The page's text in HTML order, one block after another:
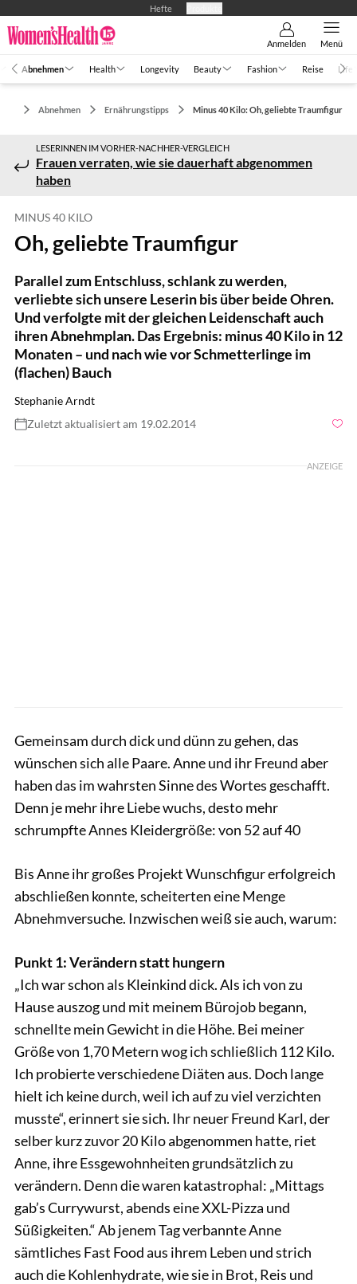
Hefte
Anmelden Menü
Abnehmen Health Longevity Beauty Fashion Reise Life
Abnehmen Ernährungstipps Minus 40 Kilo: Oh, geliebte Traumfigur
LESERINNEN IM VORHER-NACHHER-VERGLEICH
Frauen verraten, wie sie dauerhaft abgenommen
haben
MINUS 40 KILO
Oh, geliebte Traumfigur
Parallel zum Entschluss, schlank zu werden,
verliebte sich unsere Leserin bis über beide Ohren.
Und verfolgte mit der gleichen Leidenschaft auch
ihren Abnehmplan. Das Ergebnis: minus 40 Kilo in 12
Monaten – und nach wie vor Schmetterlinge im
(flachen) Bauch
Stephanie Arndt
Zuletzt aktualisiert am 19.02.2014
ANZEIGE
Gemeinsam durch dick und dünn zu gehen, das
wünschen sich alle Paare. Anne und ihr Freund aber
haben das im wahrsten Sinne des Wortes geschafft.
Denn je mehr ihre Liebe wuchs, desto mehr
schrumpfte Annes Kleidergröße: von 52 auf 40
Bis Anne ihr großes Projekt Wunschfigur erfolgreich
abschließen konnte, scheiterten eine Menge
Abnehmversuche. Inzwischen weiß sie auch, warum:
Punkt 1: Verändern statt hungern
„Ich war schon als Kleinkind dick. Als ich von zu
Hause auszog und mit meinem Bürojob begann,
schnellte mein Gewicht in die Höhe. Bei meiner
Größe von 1,70 Metern wog ich schließlich 112 Kilo.
Ich probierte ver­schie­dene Diäten aus. Doch lange
hielt ich keine durch, weil ich auf zu viel verzichten
musste“, erinnert sie sich. Ihr neuer Freund Karl, der
selber kurz zuvor 20 Kilo abgenommen hatte, riet
Anne, ihre Ess­gewohnheiten grundsätzlich zu
verändern. Denn die waren katastrophal: „Mittags
gab’s Currywurst, abends eine XXL-Pizza und
Süßigkeiten.“ Ab jenem Tag verbannte Anne
sämtliches Fast Food aus ihrem Leben und strich
auch die Kohlenhydrate, wie sie in Brot, Reis und